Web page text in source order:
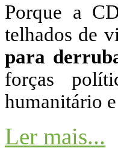
Porque a
telhados de
para
forças
humanitário
Ler mais...